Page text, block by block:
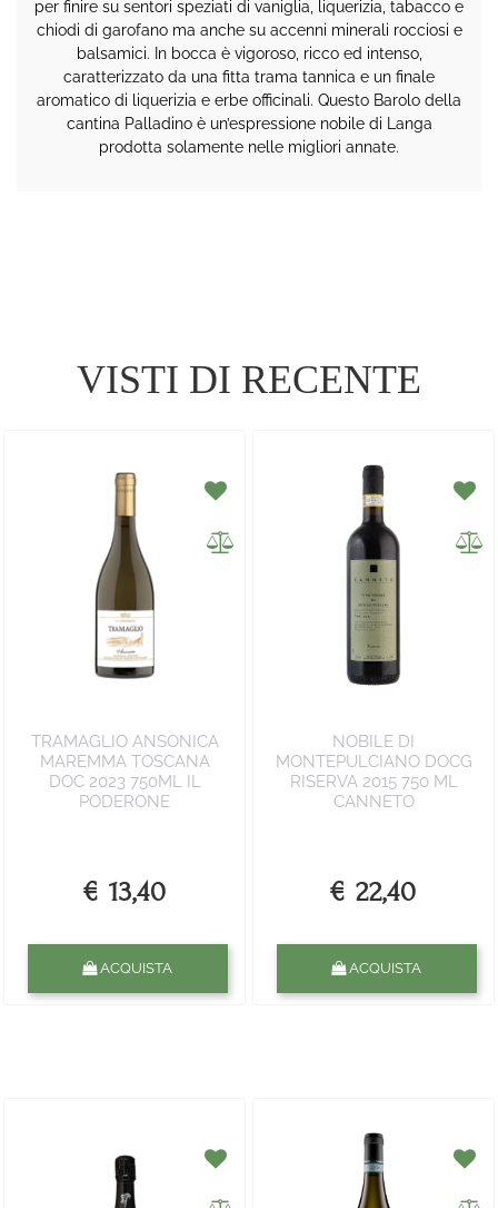
per finire su sentori speziati di vaniglia, liquerizia, tabacco e
chiodi di garofano ma anche su accenni minerali rocciosi e
balsamici. In bocca è vigoroso, ricco ed intenso,
caratterizzato da una fitta trama tannica e un finale
aromatico di liquerizia e erbe officinali. Questo Barolo della
cantina Palladino è un’espressione nobile di Langa
prodotta solamente nelle migliori annate.
VISTI DI RECENTE
TRAMAGLIO ANSONICA
MAREMMA TOSCANA
DOC 2023 750ML IL
PODERONE
€ 13,40
ACQUISTA
NOBILE DI
MONTEPULCIANO DOCG
RISERVA 2015 750 ML
CANNETO
€ 22,40
ACQUISTA